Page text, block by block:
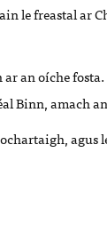
le freastal ar
an oíche
Binn,amach
agus